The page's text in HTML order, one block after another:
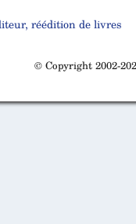
réédition de livres
© Copyright 2002-